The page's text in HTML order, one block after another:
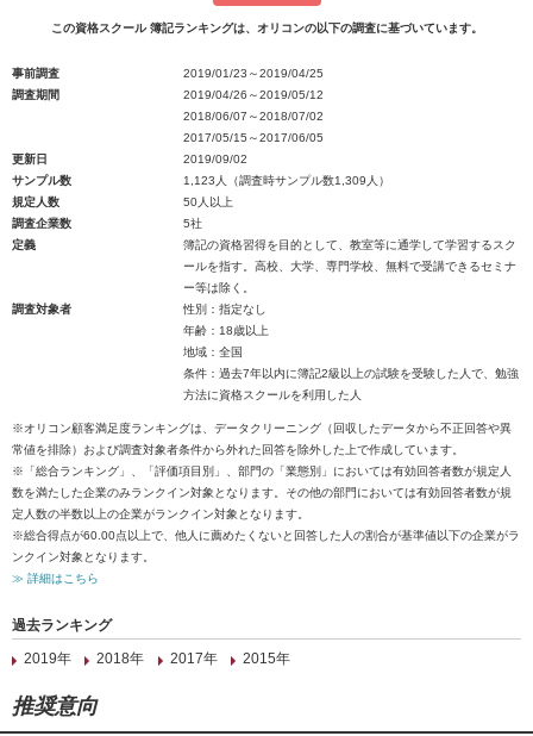
この資格スクール 簿記ランキングは、オリコンの以下の調査に基づいています。
事前調査
2019/01/23～2019/04/25
調査期間
2019/04/26～2019/05/12
2018/06/07～2018/07/02
2017/05/15～2017/06/05
更新日
2019/09/02
サンプル数
1,123人（調査時サンプル数1,309人）
規定人数
50人以上
調査企業数
5社
定義
簿記の資格習得を目的として、教室等に通学して学習するスク
ールを指す。高校、大学、専門学校、無料で受講できるセミナ
ー等は除く。
調査対象者
性別：指定なし
年齢：18歳以上
地域：全国
条件：過去7年以内に簿記2級以上の試験を受験した人で、勉強
方法に資格スクールを利用した人
※オリコン顧客満足度ランキングは、データクリーニング（回収したデータから不正回答や異
常値を排除）および調査対象者条件から外れた回答を除外した上で作成しています。
※「総合ランキング」、「評価項目別」、部門の「業態別」においては有効回答者数が規定人
数を満たした企業のみランクイン対象となります。その他の部門においては有効回答者数が規
定人数の半数以上の企業がランクイン対象となります。
※総合得点が60.00点以上で、他人に薦めたくないと回答した人の割合が基準値以下の企業がラ
ンクイン対象となります。
≫ 詳細はこちら
過去ランキング
2019年
2018年 2017年 2015年
推奨意向